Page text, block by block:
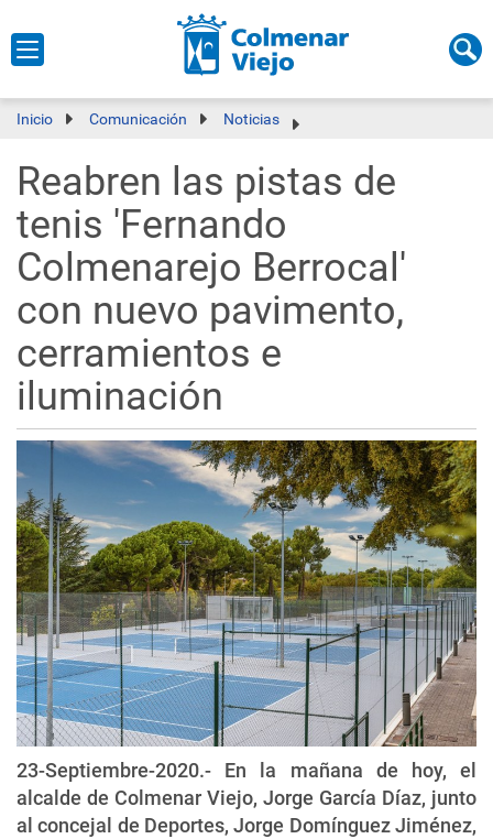
Inicio Comunicación Noticias
Reabren las pistas de
tenis 'Fernando
Colmenarejo Berrocal'
con nuevo pavimento,
cerramientos e
iluminación
23-Septiembre-2020.- En la mañana de hoy, el
alcalde de Colmenar Viejo, Jorge García Díaz, junto
al concejal de Deportes, Jorge Domínguez Jiménez,